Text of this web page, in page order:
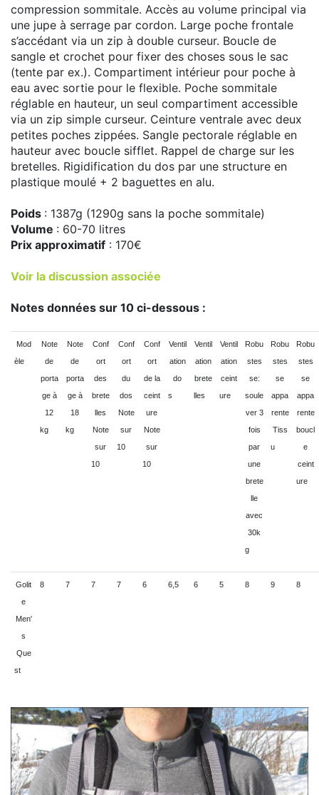
compression sommitale. Accès au volume principal via
une jupe à serrage par cordon. Large poche frontale
s’accédant via un zip à double curseur. Boucle de
sangle et crochet pour fixer des choses sous le sac
(tente par ex.). Compartiment intérieur pour poche à
eau avec sortie pour le flexible. Poche sommitale
réglable en hauteur, un seul compartiment accessible
via un zip simple curseur. Ceinture ventrale avec deux
petites poches zippées. Sangle pectorale réglable en
hauteur avec boucle sifflet. Rappel de charge sur les
bretelles. Rigidification du dos par une structure en
plastique moulé + 2 baguettes en alu.
Poids : 1387g (1290g sans la poche sommitale)
Volume : 60-70 litres
Prix approximatif : 170€
Voir la discussion associée
Notes données sur 10 ci-dessous :
Mod
èle
Note
de
porta
ge à
12
kg
Note
de
porta
ge à
18
kg
Conf
ort
des
brete
lles
Note
sur
10
Conf
ort
du
dos
Note
sur
10
Conf
ort
de la
ceint
ure
Note
sur
10
Ventil
ation
do
s
Ventil
ation
brete
lles
Ventil
ation
ceint
ure
Robu
stes
se:
soule
ver 3
fois
par
une
brete
lle
avec
30k
g
Robu
stes
se
appa
rente
Tiss
u
Robu
stes
se
appa
rente
boucl
e
ceint
ure
Golit
e
Men'
s
Que
st
8 7 7 7 6 6,5 6 5 8 9 8